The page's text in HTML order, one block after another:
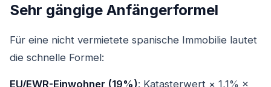
Sehr gängige Anfängerformel
Für eine nicht vermietete spanische Immobilie lautet
die schnelle Formel:
EU/EWR-Einwohner (19%): Katasterwert × 1,1% ×